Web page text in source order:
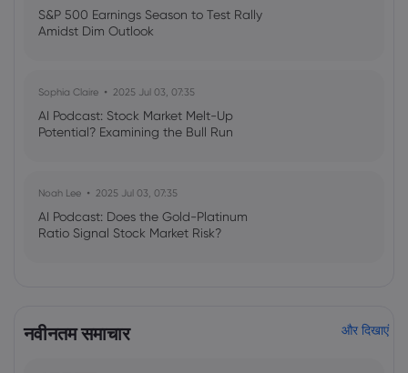
S&P 500 Earnings Season to Test Rally
Amidst Dim Outlook
Sophia Claire 2025 Jul 03, 07:35
AI Podcast: Stock Market Melt-Up
Potential? Examining the Bull Run
Noah Lee 2025 Jul 03, 07:35
AI Podcast: Does the Gold-Platinum
Ratio Signal Stock Market Risk?
नवीनतम समाचार और दिखाएं